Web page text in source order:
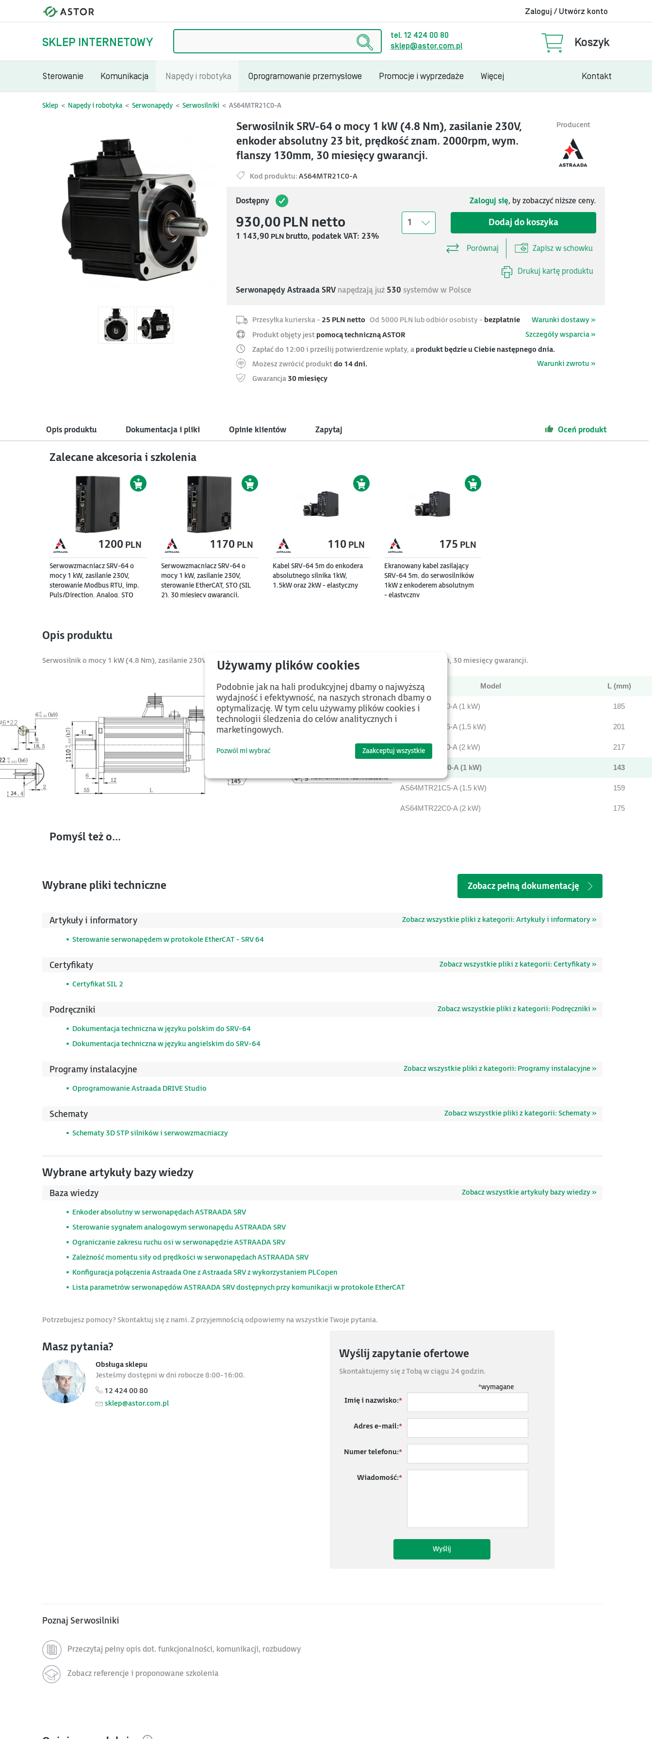
Zaloguj / Utwórz konto
SKLEP INTERNETOWY
tel. 12 424 00 80
sklep@astor.com.pl
Koszyk
Sterowanie Komunikacja Napędy i robotyka Oprogramowanie przemysłowe Promocje i wyprzedaże Więcej Kontakt
Sklep Napędy i robotyka Serwonapędy Serwosilniki AS64MTR21C0-A
Producent
Serwosilnik SRV-64 o mocy 1 kW (4.8 Nm), zasilanie 230V,
enkoder absolutny 23 bit, prędkość znam. 2000rpm, wym.
flanszy 130mm, 30 miesięcy gwarancji.
Kod produktu: AS64MTR21C0-A
Dostępny Zaloguj się, by zobaczyć niższe ceny.
Dodaj do koszyka
1
Porównaj Zapisz w schowku
Drukuj kartę produktu
930,00 PLN netto
1 143,90 PLN brutto, podatek VAT: 23%
Serwonapędy Astraada SRV napędzają już 530 systemów w Polsce
Przesyłka kurierska - 25 PLN netto Od 5000 PLN lub odbiór osobisty - bezpłatnie
Warunki dostawy »
Produkt objęty jest pomocą techniczną ASTOR
Szczegóły wsparcia »
Zapłać do 12:00 i prześlij potwierdzenie wpłaty, a produkt będzie u Ciebie następnego dnia.
Możesz zwrócić produktdo 14 dni.
Warunki zwrotu »
Gwarancja 30 miesięcy
Opis produktu Dokumentacja i pliki Opinie klientów Zapytaj Oceń produkt
Zalecane akcesoria i szkolenia
Serwowzmacniacz SRV-64 o
mocy 1 kW, zasilanie 230V,
sterowanie Modbus RTU, imp.
Puls/Direction, Analog, STO
1200 PLN
Serwowzmacniacz SRV-64 o
mocy 1 kW, zasilanie 230V,
sterowanie EtherCAT, STO (SIL
2), 30 miesięcy gwarancji.
1170 PLN
Kabel SRV-64 5m do enkodera
absolutnego silnika 1kW,
1.5kW oraz 2kW - elastyczny
110 PLN
Ekranowany kabel zasilający
SRV-64 5m. do serwosilników
1kW z enkoderem absolutnym
- elastyczny
175 PLN
Opis produktu
Serwosilnik o mocy 1 kW (4.8 Nm), zasilanie 230V, enkoder absolutny 23 bit, prędkość znam. 2000rpm, wym. flanszy 130mm, 30 miesięcy gwarancji.
Model L (mm)
AS64MTB21C0-A (1 kW) 185
AS64MTB21C5-A (1.5 kW) 201
AS64MTB22C0-A (2 kW) 217
AS64MTR21C0-A (1 kW) 143
AS64MTR21C5-A (1.5 kW) 159
AS64MTR22C0-A (2 kW) 175
Pomyśl też o...
Zobacz pełną dokumentację
Wybrane pliki techniczne
Artykuły i informatory Zobacz wszystkie pliki z kategorii: Artykuły i informatory »
Sterowanie serwonapędem w protokole EtherCAT - SRV 64
Certyfikaty Zobacz wszystkie pliki z kategorii: Certyfikaty »
Certyfikat SIL 2
Podręczniki Zobacz wszystkie pliki z kategorii: Podręczniki »
Dokumentacja techniczna w języku polskim do SRV-64
Dokumentacja techniczna w języku angielskim do SRV-64
Programy instalacyjne Zobacz wszystkie pliki z kategorii: Programy instalacyjne »
Oprogramowanie Astraada DRIVE Studio
Schematy Zobacz wszystkie pliki z kategorii: Schematy »
Schematy 3D STP silników i serwowzmacniaczy
Wybrane artykuły bazy wiedzy
Baza wiedzy Zobacz wszystkie artykuły bazy wiedzy »
Enkoder absolutny w serwonapędach ASTRAADA SRV
Sterowanie sygnałem analogowym serwonapędu ASTRAADA SRV
Ograniczanie zakresu ruchu osi w serwonapędzie ASTRAADA SRV
Zależność momentu siły od prędkości w serwonapędach ASTRAADA SRV
Konfiguracja połączenia Astraada One z Astraada SRV z wykorzystaniem PLCopen
Lista parametrów serwonapędów ASTRAADA SRV dostępnych przy komunikacji w protokole EtherCAT
Potrzebujesz pomocy? Skontaktuj się z nami. Z przyjemnością odpowiemy na wszystkie Twoje pytania.
Masz pytania?
Obsługa sklepu
Jesteśmy dostępni w dni robocze 8:00-16:00.
12 424 00 80
sklep@astor.com.pl
Wyślij zapytanie ofertowe
Skontaktujemy się z Tobą w ciągu 24 godzin.
*wymagane
Imię i nazwisko:*
Adres e-mail:*
Numer telefonu:*
Wiadomość:*
Poznaj Serwosilniki
Przeczytaj pełny opis dot. funkcjonalności, komunikacji, rozbudowy
Zobacz referencje i proponowane szkolenia
Podobnie jak na hali produkcyjnej dbamy o najwyższą
wydajność i efektywność, na naszych stronach dbamy o
optymalizację. W tym celu używamy plików cookies i
technologii śledzenia do celów analitycznych i
marketingowych.
Pozwól mi wybrać Zaakceptuj wszystkie